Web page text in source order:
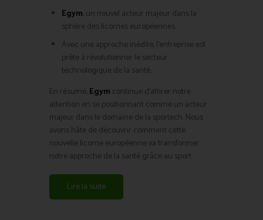
Egym, un nouvel acteur majeur dans la
sphère des licornes européennes.
Avec une approche inédite, l’entreprise est
prête à révolutionner le secteur
technologique de la santé.
En résumé,Egym continue d’attirer notre
attention en se positionnant comme un acteur
majeur dans le domaine de la sportech. Nous
avons hâte de découvrir comment cette
nouvelle licorne européenne va transformer
notre approche de la santé grâce au sport.
Lire la suite